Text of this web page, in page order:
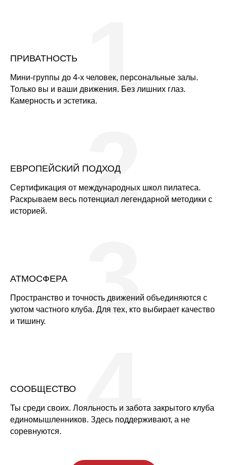
ПРИВАТНОСТЬ
Мини-группы до 4-х человек, персональные залы.
Только вы и ваши движения. Без лишних глаз.
Камерность и эстетика.1
ЕВРОПЕЙСКИЙ ПОДХОД
Сертификация от международных школ пилатеса.
Раскрываем весь потенциал легендарной методики с
историей.
2
АТМОСФЕРА
Пространство и точность движений объединяются с
уютом частного клуба. Для тех, кто выбирает качество
и тишину.
3
СООБЩЕСТВО
Ты среди своих. Лояльность и забота закрытого клуба
единомышленников. Здесь поддерживают, а не
соревнуются.
4